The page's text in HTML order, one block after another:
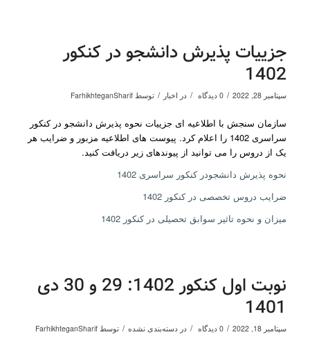
جزییات پذیرش دانشجو در کنکور
1402
سپتامبر 28, 2022 / 0 دیدگاه / در اخبار / توسط FarhikhteganSharif
سازمان سنجش با اطلاعیه ای جزییات نحوه پذیرش دانشجو در کنکور
سراسری 1402 را اعلام کرد. پیوست های اطلاعیه مزبور و ضرایب هر
یک از دروس را می توانید از پیوندهای زیر دریافت کنید.
نحوه پذیرش دانشجودر کنکور سراسری 1402
ضرایب دروس تخصصی در کنکور 1402
میزان و نحوه تاثیر سوابق تحصیلی در کنکور 1402
نوبت اول کنکور 1402: 29 و 30 دی
1401
سپتامبر 18, 2022 / 0 دیدگاه / در دسته‌بندی نشده / توسط FarhikhteganSharif